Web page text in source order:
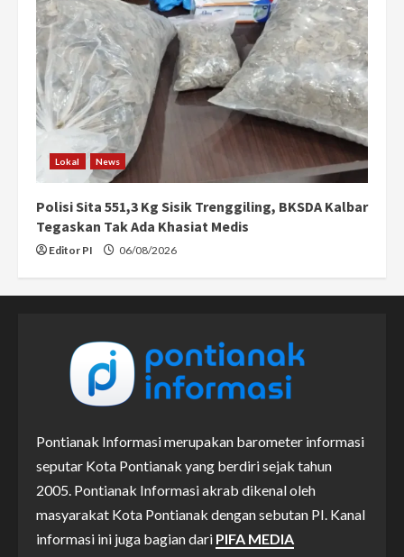
Lokal News
Polisi Sita 551,3 Kg Sisik Trenggiling, BKSDA Kalbar
Tegaskan Tak Ada Khasiat Medis
Editor PI 06/08/2026
Pontianak Informasi merupakan barometer informasi
seputar Kota Pontianak yang berdiri sejak tahun
2005. Pontianak Informasi akrab dikenal oleh
masyarakat Kota Pontianak dengan sebutan PI. Kanal
informasi ini juga bagian dari PIFA MEDIA